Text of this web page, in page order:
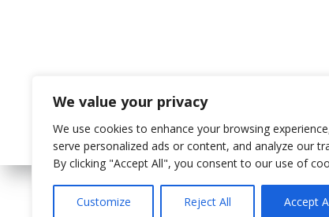
We value your privacy
We use cookies to enhance your browsing
serve personalized ads or content, and analyze our
By clicking "Accept All", you consent to our use of
Customize Reject All Accept